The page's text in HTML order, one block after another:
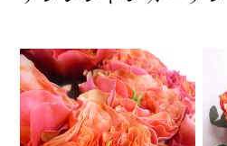
ヒバスギルイ
ヒペリカム
ファレノ
ファレノ（ハチ）
ブバリア
ヘリコニア ホ
マトリカリヤ
マーガレット